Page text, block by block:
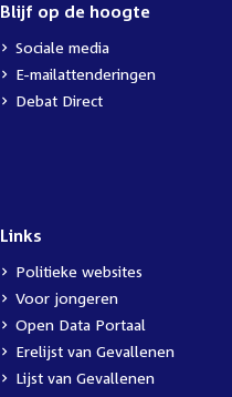
Blijf op de hoogte
Sociale media
E-mailattenderingen
Debat Direct
Links
Politieke websites
Voor jongeren
Open Data Portaal
Erelijst van Gevallenen
Lijst van Gevallenen